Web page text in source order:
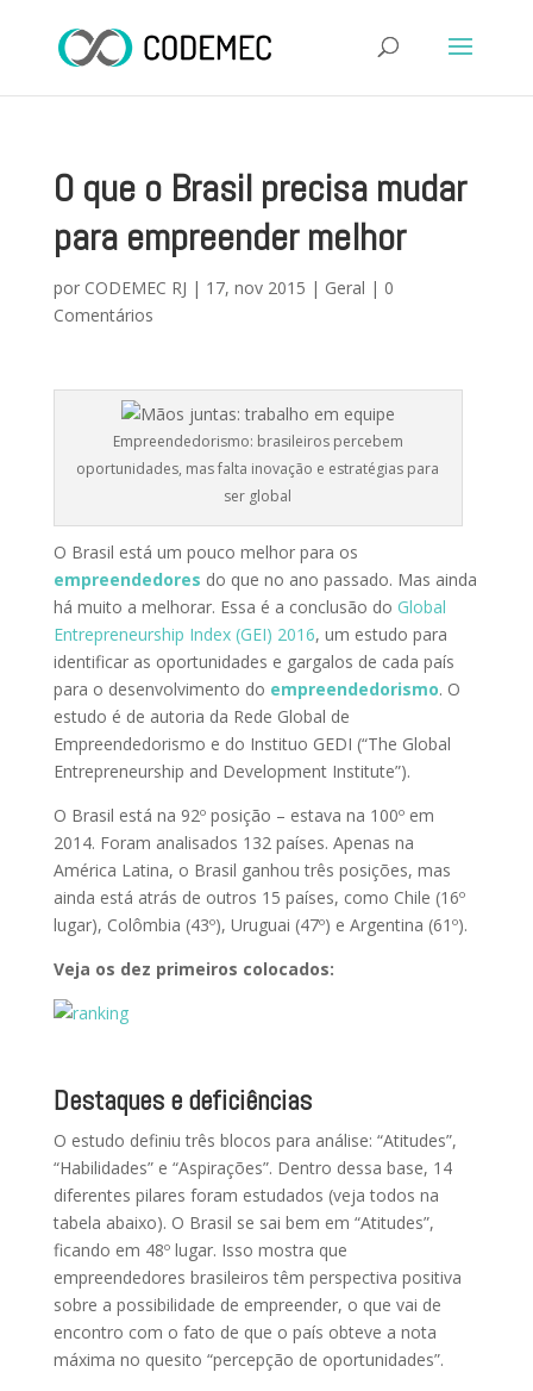
O que o Brasil precisa mudar
para empreender melhor
por CODEMEC RJ | 17, nov 2015 | Geral | 0
Comentários
Empreendedorismo: brasileiros percebem
oportunidades, mas falta inovação e estratégias para
ser global
O Brasil está um pouco melhor para os
empreendedores do que no ano passado. Mas ainda
há muito a melhorar. Essa é a conclusão do Global
Entrepreneurship Index (GEI) 2016, um estudo para
identificar as oportunidades e gargalos de cada país
para o desenvolvimento do empreendedorismo. O
estudo é de autoria da Rede Global de
Empreendedorismo e do Instituo GEDI (“The Global
Entrepreneurship and Development Institute”).
O Brasil está na 92º posição – estava na 100º em
2014. Foram analisados 132 países. Apenas na
América Latina, o Brasil ganhou três posições, mas
ainda está atrás de outros 15 países, como Chile (16º
lugar), Colômbia (43º), Uruguai (47º) e Argentina (61º).
Veja os dez primeiros colocados:
Destaques e deficiências
O estudo definiu três blocos para análise: “Atitudes”,
“Habilidades” e “Aspirações”. Dentro dessa base, 14
diferentes pilares foram estudados (veja todos na
tabela abaixo). O Brasil se sai bem em “Atitudes”,
ficando em 48º lugar. Isso mostra que
empreendedores brasileiros têm perspectiva positiva
sobre a possibilidade de empreender, o que vai de
encontro com o fato de que o país obteve a nota
máxima no quesito “percepção de oportunidades”.